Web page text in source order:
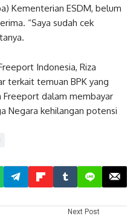
Kementerian ESDM, belum
“Saya sudah cek
Indonesia, Riza
terkait temuan BPK yang
dalam membayar
Negara kehilangan potensi
Next Post